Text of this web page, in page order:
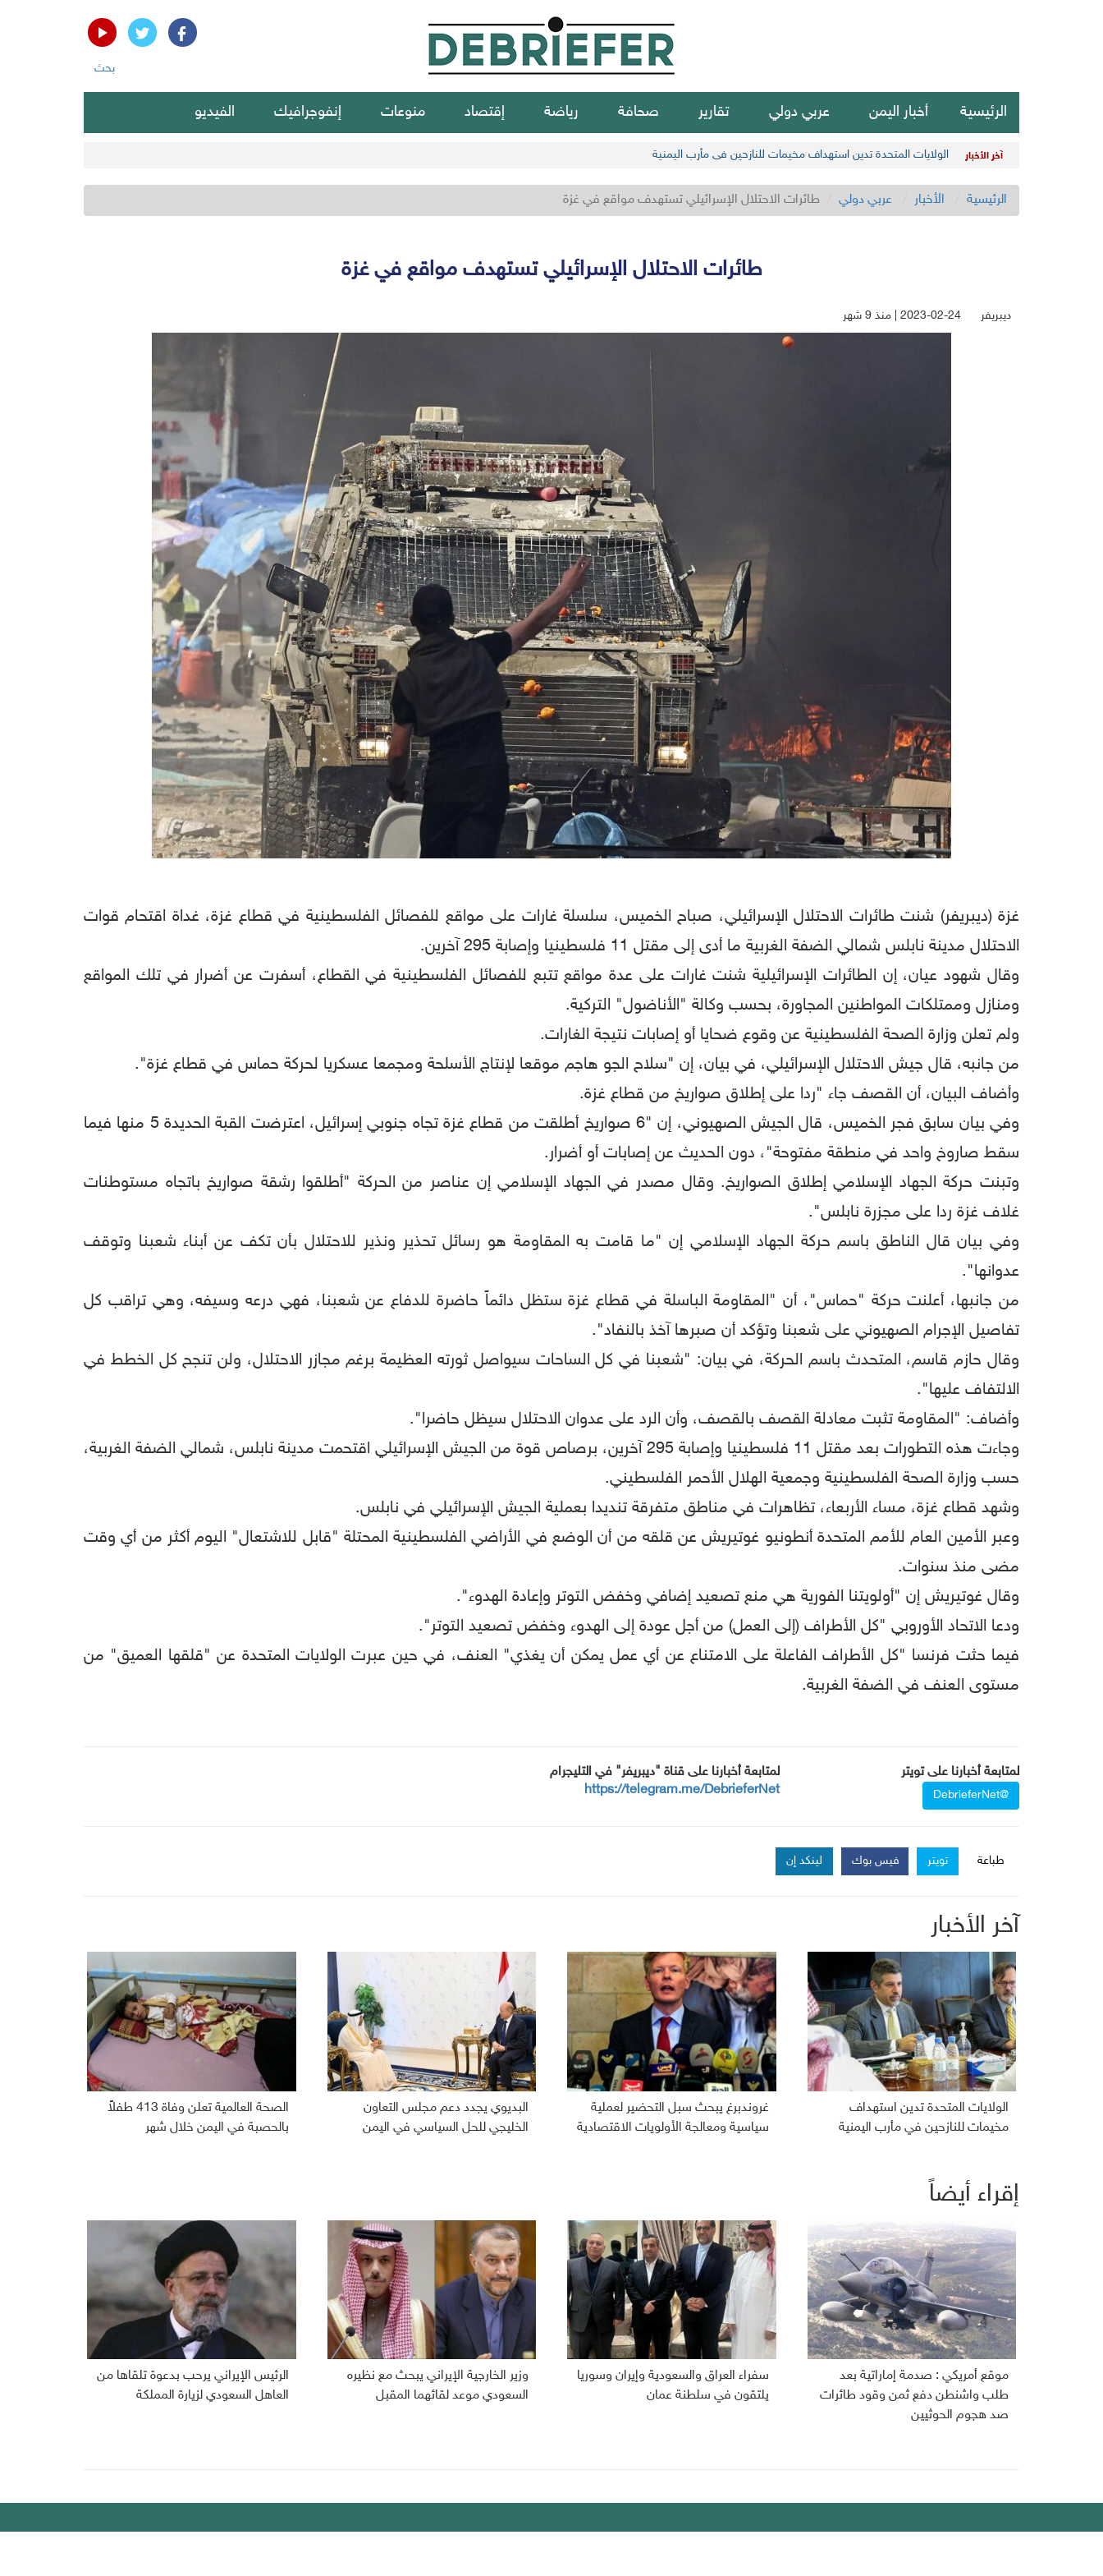
بحث
الرئيسية أخبار اليمن عربي دولي تقارير صحافة رياضة إقتصاد منوعات إنفوجرافيك الفيديو
آخر الأخبار الولايات المتحدة تدين استهداف مخيمات للنازحين في مأرب اليمنية
الرئيسية الأخبار عربي دولي طائرات الاحتلال الإسرائيلي تستهدف مواقع في غزة
طائرات الاحتلال الإسرائيلي تستهدف مواقع في غزة
ديبريفر 2023-02-24 | منذ 9 شهر
غزة (ديبريفر) شنت طائرات الاحتلال الإسرائيلي، صباح الخميس، سلسلة غارات على مواقع للفصائل الفلسطينية في قطاع غزة، غداة اقتحام قوات
الاحتلال مدينة نابلس شمالي الضفة الغربية ما أدى إلى مقتل 11 فلسطينيا وإصابة 295 آخرين.
وقال شهود عيان، إن الطائرات الإسرائيلية شنت غارات على عدة مواقع تتبع للفصائل الفلسطينية في القطاع، أسفرت عن أضرار في تلك المواقع
ومنازل وممتلكات المواطنين المجاورة، بحسب وكالة "الأناضول" التركية.
ولم تعلن وزارة الصحة الفلسطينية عن وقوع ضحايا أو إصابات نتيجة الغارات.
من جانبه، قال جيش الاحتلال الإسرائيلي، في بيان، إن "سلاح الجو هاجم موقعا لإنتاج الأسلحة ومجمعا عسكريا لحركة حماس في قطاع غزة".
وأضاف البيان، أن القصف جاء "ردا على إطلاق صواريخ من قطاع غزة.
وفي بيان سابق فجر الخميس، قال الجيش الصهيوني، إن "6 صواريخ أطلقت من قطاع غزة تجاه جنوبي إسرائيل، اعترضت القبة الحديدة 5 منها فيما
سقط صاروخ واحد في منطقة مفتوحة"، دون الحديث عن إصابات أو أضرار.
وتبنت حركة الجهاد الإسلامي إطلاق الصواريخ. وقال مصدر في الجهاد الإسلامي إن عناصر من الحركة "أطلقوا رشقة صواريخ باتجاه مستوطنات
غلاف غزة ردا على مجزرة نابلس".
وفي بيان قال الناطق باسم حركة الجهاد الإسلامي إن "ما قامت به المقاومة هو رسائل تحذير ونذير للاحتلال بأن تكف عن أبناء شعبنا وتوقف
عدوانها".
من جانبها، أعلنت حركة "حماس"، أن "المقاومة الباسلة في قطاع غزة ستظل دائماً حاضرة للدفاع عن شعبنا، فهي درعه وسيفه، وهي تراقب كل
تفاصيل الإجرام الصهيوني على شعبنا وتؤكد أن صبرها آخذ بالنفاد".
وقال حازم قاسم، المتحدث باسم الحركة، في بيان: "شعبنا في كل الساحات سيواصل ثورته العظيمة برغم مجازر الاحتلال، ولن تنجح كل الخطط في
الالتفاف عليها".
وأضاف: "المقاومة تثبت معادلة القصف بالقصف، وأن الرد على عدوان الاحتلال سيظل حاضرا".
وجاءت هذه التطورات بعد مقتل 11 فلسطينيا وإصابة 295 آخرين، برصاص قوة من الجيش الإسرائيلي اقتحمت مدينة نابلس، شمالي الضفة الغربية،
حسب وزارة الصحة الفلسطينية وجمعية الهلال الأحمر الفلسطيني.
وشهد قطاع غزة، مساء الأربعاء، تظاهرات في مناطق متفرقة تنديدا بعملية الجيش الإسرائيلي في نابلس.
وعبر الأمين العام للأمم المتحدة أنطونيو غوتيريش عن قلقه من أن الوضع في الأراضي الفلسطينية المحتلة "قابل للاشتعال" اليوم أكثر من أي وقت
مضى منذ سنوات.
وقال غوتيريش إن "أولويتنا الفورية هي منع تصعيد إضافي وخفض التوتر وإعادة الهدوء".
ودعا الاتحاد الأوروبي "كل الأطراف (إلى العمل) من أجل عودة إلى الهدوء وخفض تصعيد التوتر".
فيما حثت فرنسا "كل الأطراف الفاعلة على الامتناع عن أي عمل يمكن أن يغذي" العنف، في حين عبرت الولايات المتحدة عن "قلقها العميق" من
مستوى العنف في الضفة الغربية.
لمتابعة أخبارنا على تويتر
@DebrieferNet
لمتابعة أخبارنا على قناة "ديبريفر" في التليجرام
https://telegram.me/DebrieferNet
طباعة تويتر فيس بوك لينكد إن
آخر الأخبار
الولايات المتحدة تدين استهداف
مخيمات للنازحين في مأرب اليمنية
غروندبرغ يبحث سبل التحضير لعملية
سياسية ومعالجة الأولويات الاقتصادية
البديوي يجدد دعم مجلس التعاون
الخليجي للحل السياسي في اليمن
الصحة العالمية تعلن وفاة 413 طفلاً
بالحصبة في اليمن خلال شهر
إقراء أيضاً
موقع أمريكي : صدمة إماراتية بعد
طلب واشنطن دفع ثمن وقود طائرات
صد هجوم الحوثيين
سفراء العراق والسعودية وإيران وسوريا
يلتقون في سلطنة عمان
وزير الخارجية الإيراني يبحث مع نظيره
السعودي موعد لقائهما المقبل
الرئيس الإيراني يرحب بدعوة تلقاها من
العاهل السعودي لزيارة المملكة